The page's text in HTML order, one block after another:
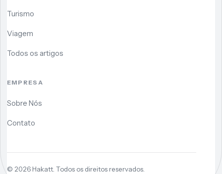
Turismo
Viagem
Todos os artigos
EMPRESA
Sobre Nós
Contato
© 2026Hakatt. Todos os direitos reservados.